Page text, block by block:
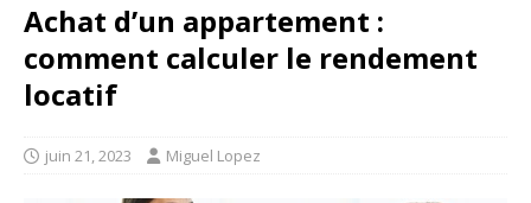
Achat d’un appartement :
comment calculer le rendement
locatif
juin 21, 2023 Miguel Lopez